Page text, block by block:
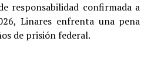
responsabilidad confirmada a
Linares enfrenta una pena
de prisión federal.